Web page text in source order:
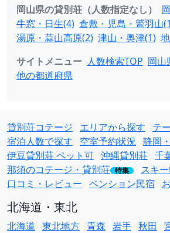
岡山県の貸別荘（人数指定なし）
牛窓・日生(4) 倉敷・児島・鷲羽山
湯原・蒜山高原(2) 津山・奥津(1)
サイトメニュー 人数検索TOP 岡山
他の都道府県
貸別荘コテージ エリアから探す
テ
宿泊人数で探す
空室予約状況 静岡
伊豆貸別荘 ペット可 沖縄貸別荘 千
那須のコテージ・貸別荘 特集
スキ
口コミ・レビュー ペンション民宿
北海道・東北
北海道 東北地方 青森 岩手 秋田